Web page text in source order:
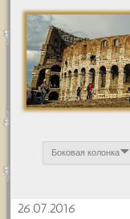
Боковая колонка
26.07.2016